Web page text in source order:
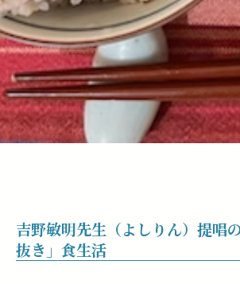
吉野敏明先生（よしりん）提唱
抜き」食生活